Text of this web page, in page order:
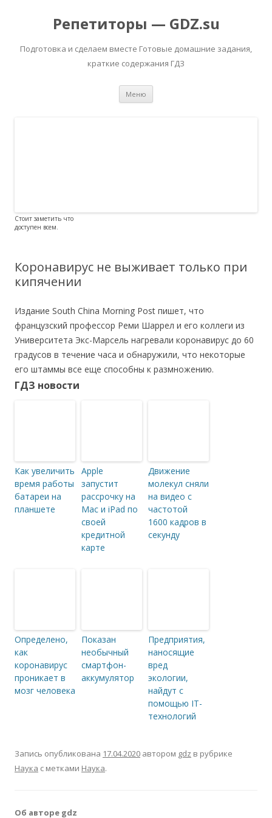
Репетиторы — GDZ.su
Подготовка и сделаем вместе Готовые домашние задания,
краткие содержания ГДЗ
Меню
Стоит заметить что
доступен всем.
Коронавирус не выживает только при
кипячении
Издание South China Morning Post пишет, что
французский профессор Реми Шаррел и его коллеги из
Университета Экс-Марсель нагревали коронавирус до 60
градусов в течение часа и обнаружили, что некоторые
его штаммы все еще способны к размножению.
ГДЗ новости
Как увеличить
время работы
батареи на
планшете
Apple
запустит
рассрочку на
Mac и iPad по
своей
кредитной
карте
Движение
молекул сняли
на видео с
частотой
1600 кадров в
секунду
Определено,
как
коронавирус
проникает в
мозг человека
Показан
необычный
смартфон-
аккумулятор
Предприятия,
наносящие
вред
экологии,
найдут с
помощью IT-
технологий
Запись опубликована 17.04.2020 автором gdz в рубрике
Наука с метками Наука.
Об авторе gdz